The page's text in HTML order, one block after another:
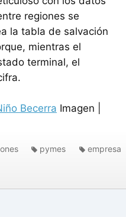
regiones se
la tabla de salvación
mientras el
terminal, el
Becerra Imagen |
pymes empresa